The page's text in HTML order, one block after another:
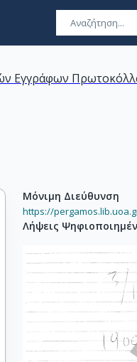
Εγγράφων
Μόνιμη Διεύθυνση
https://
Λήψεις